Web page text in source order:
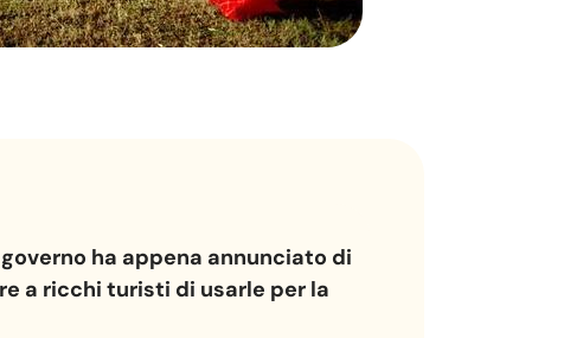
ha appena annunciato di
a ricchi turisti di usarle per la